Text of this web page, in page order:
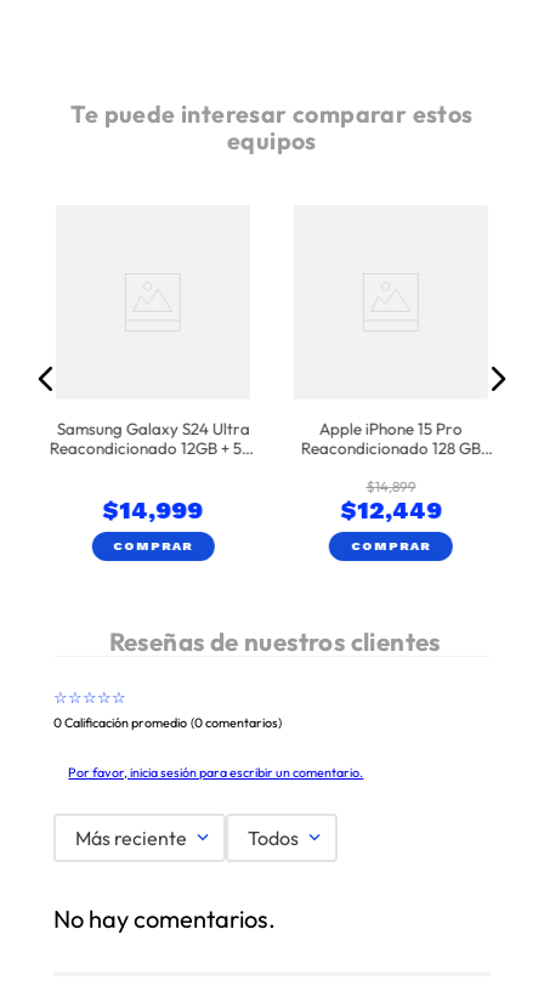
Te puede interesar comparar estos
equipos
Samsung Galaxy S24 Ultra
Reacondicionado 12GB + 512
$14,999
COMPRAR
Apple iPhone 15 Pro
Reacondicionado 128 GB
$14,899
$12,449
COMPRAR
☆☆☆☆☆
0 Calificación promedio (0 comentarios)
Por favor, inicia sesión para escribir un comentario.
Más reciente Todos
No hay comentarios.